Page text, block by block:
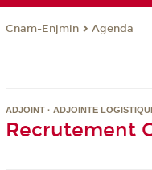
Cnam-Enjmin Agenda
ADJOINT · ADJOINTE
Recrutement